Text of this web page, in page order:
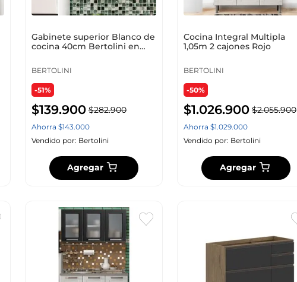
Gabinete superior Blanco de
cocina 40cm Bertolini en
BERTOLINI
-51%
$139.900 $282.900
Ahorra $143.000
Vendido por: Bertolini
Agregar
Cocina Integral Multipla
1,05m 2 cajones Rojo
BERTOLINI
-50%
$1.026.900 $2.055.900
Ahorra $1.029.000
Vendido por: Bertolini
Agregar